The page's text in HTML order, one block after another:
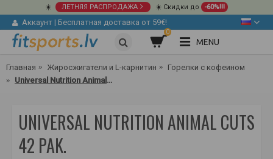
☀️ ЛЕТНЯЯ РАСПРОДАЖА ☀️ Скидки до -60%!!!
Аккаунт | Бесплатная доставка от 59€!
0
MENU
Главная Жиросжигатели и L-карнитин
Горелки с кофеином
Universal Nutrition Animal Cuts 42 pak.
UNIVERSAL NUTRITION ANIMAL CUTS
42 PAK.